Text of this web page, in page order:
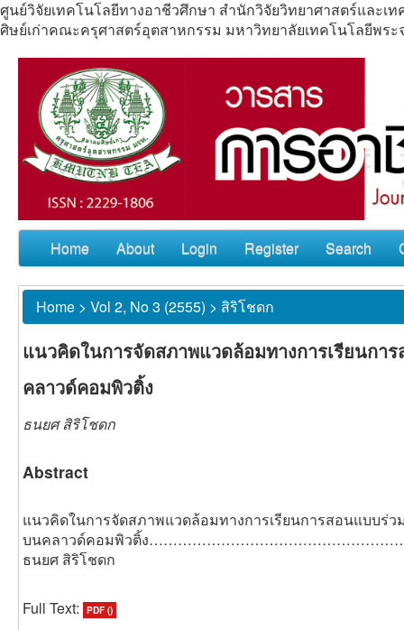
ศูนย์วิจัยเทคโนโลยีทางอาชีวศึกษา สำนักวิจัยวิทยาศาสตร์และ
ศิษย์เก่าคณะครุศาสตร์อุตสาหกรรม มหาวิทยาลัยเทคโนโลยีพระ
Home About Login Register Search
Home > Vol 2, No 3 (2555) > สิริโชดก
แนวคิดในการจัดสภาพแวดล้อมทางการเรียนกา
คลาวด์คอมพิวติ้ง
ธนยศ สิริโชดก
Abstract
แนวคิดในการจัดสภาพแวดล้อมทางการเรียนการสอนแบบร่ว
บนคลาวด์คอมพิวติ้ง
ธนยศ สิริโชดก
Full Text: PDF ()